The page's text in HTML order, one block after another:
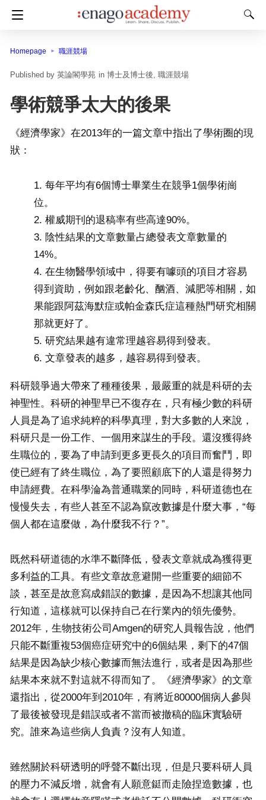
Homepage 職涯競場
英論閣學苑 in 博士及博士後 職涯競場
學術競爭太大的後果
《經濟學家》在2013年的一篇文章中指出了學術圈的現
狀：
每年平均有6個博士畢業生在競爭1個學術崗
位。
權威期刊的退稿率有些高達90%。
陰性結果的文章數量占總發表文章數量的
14%。
在生物醫學領域中，得要有噱頭的項目才容易
得到資助，例如跟老齡化、酗酒、減肥等相關，如
果能跟阿茲海默症或帕金森氏症這種熱門研究相關
那就更好了。
研究結果越有違常理越容易得到發表。
文章發表的越多，越容易得到發表。
科研競爭過大帶來了種種後果，最嚴重的就是科研的去
神聖性。科研的神聖早已不復存在，只有極少數的科研
人員是為了追求純粹的科學真理，對大多數的人來說，
科研只是一份工作、一個用來謀生的手段。還沒獲得終
生職位的，要為了申請到更多更長久的項目而奮鬥，即
使已經有了終生職位，為了要照顧底下的人還是得努力
申請經費。在科學淪為普通職業的同時，科研道德也在
慢慢失去，有些人甚至不認為竄改數據是什麼大事，“每
個人都在這麼做，為什麼我不行？”。
既然科研道德的水準不斷降低，發表文章就成為獲得更
多利益的工具。有些文章故意避開一些重要的細節不
談，甚至是故意寫成錯誤的數據，是因為不想讓其他同
行知道，這樣就可以保持自己在行業內的領先優勢。
2012年，生物技術公司Amgen的研究人員報告說，他們
只能不斷重複53個癌症研究中的6個結果，剩下的47個
結果是因為缺少核心數據而無法進行，或者是因為那些
結果本來就不對這就不得而知了。《經濟學家》的文章
還指出，從2000年到2010年，有將近80000個病人參與
了最後被發現是錯誤或者不當而被撤稿的臨床實驗研
究。誰來為這些病人負責？沒有人知道。
雖然關於科研透明的呼聲不斷出現，但是只要科研人員
的壓力不減反增，就會有人願意鋌而走險捏造數據，也